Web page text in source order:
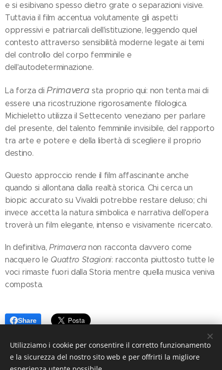
e si esibivano spesso dietro grate o separazioni visive.
Tuttavia il film accentua volutamente gli aspetti
oppressivi e patriarcali dell'istituzione, leggendo quel
contesto attraverso sensibilità moderne legate ai temi
del controllo del corpo femminile e
dell'autodeterminazione.
La forza diPrimavera sta proprio qui: non tenta mai di
essere una ricostruzione rigorosamente filologica.
Michieletto utilizza il Settecento veneziano per parlare
del presente, del talento femminile invisibile, del rapporto
tra arte e potere e della libertà di scegliere il proprio
destino.
Questo approccio rende il film affascinante anche
quando si allontana dalla realtà storica. Chi cerca un
biopic accurato su Vivaldi potrebbe restare deluso; chi
invece accetta la natura simbolica e narrativa dell'opera
troverà un film elegante, intenso e visivamente ricercato.
In definitiva,Primaveranon racconta davvero come
nacquero le Quattro Stagioni: racconta piuttosto tutte le
voci rimaste fuori dalla Storia mentre quella musica veniva
composta.
Share
Utilizziamo i cookie per consentire il corretto funzionamento
e la sicurezza del nostro sito web e per offrirti la migliore